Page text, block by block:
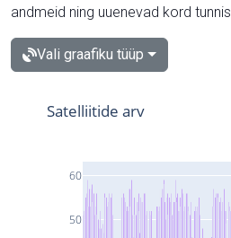
andmeid ning uuenevad kord tunnis.
Vali graafiku tüüp
50
60
Satelliitide arv